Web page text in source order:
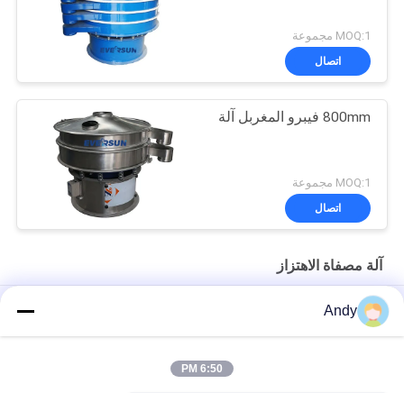
MOQ:1 مجموعة
اتصال
800mm فيبرو المغربل آلة
MOQ:1 مجموعة
اتصال
آلة مصفاة الاهتزاز
High-Frequency Screen for Fine Material Processing in Mining
and Building Materials
Andy
6:50 PM